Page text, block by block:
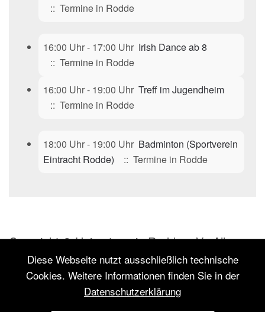
:: Termine in Rodde
16:00 Uhr - 17:00 Uhr Irish Dance ab 8
:: Termine in Rodde
16:00 Uhr - 19:00 Uhr Treff im Jugendheim
:: Termine in Rodde
18:00 Uhr - 19:00 Uhr Badminton (Sportverein
Eintracht Rodde)
:: Termine in Rodde
Copyright © Heimatverein Rodde e.V.. Alle
Rechte vorbehalten.
Inhalt: Heimatverein Rodde e.V.
Diese Webseite nutzt ausschließlich technische
Cookies. Weitere Informationen finden Sie in der
Datenschutzerklärung